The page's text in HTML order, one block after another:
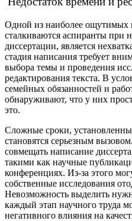
Одной из наиболее ощутимых
сталкиваются аспиранты при
диссертации, является
стадия написания требует
выбора темы и проведения
редактирования текста. В
семейных обязанностей и
обнаруживают, что у них
это.
Сложные сроки,
становятся серьезным
совмещать написание
такими как научные
конференциях. Из-за этого
собственные исследования
Невозможность выделить
каждый этап научного труда
негативного влияния на